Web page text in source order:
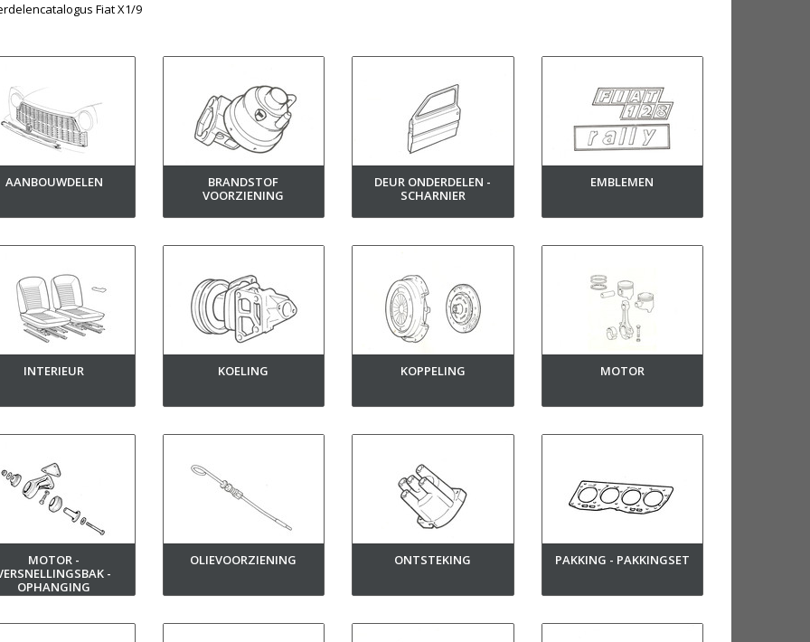
Fiat X1/9
AANBOUWDELEN
BRANDSTOF
VOORZIENING
DEUR ONDERDELEN -
SCHARNIER
EMBLEMEN
INTERIEUR KOELING KOPPELING MOTOR
MOTOR -
-
OPHANGING
OLIEVOORZIENING ONTSTEKING PAKKING - PAKKINGSET